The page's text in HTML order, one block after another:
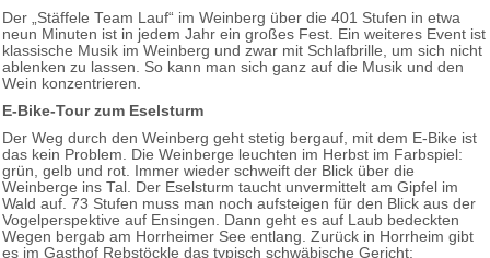
Der „Stäffele Team Lauf“ im Weinberg über die 401 Stufen in etwa
neun Minuten ist in jedem Jahr ein großes Fest. Ein weiteres Event ist
klassische Musik im Weinberg und zwar mit Schlafbrille, um sich nicht
ablenken zu lassen. So kann man sich ganz auf die Musik und den
Wein konzentrieren.
E-Bike-Tour zum Eselsturm
Der Weg durch den Weinberg geht stetig bergauf, mit dem E-Bike ist
das kein Problem. Die Weinberge leuchten im Herbst im Farbspiel:
grün, gelb und rot. Immer wieder schweift der Blick über die
Weinberge ins Tal. Der Eselsturm taucht unvermittelt am Gipfel im
Wald auf. 73 Stufen muss man noch aufsteigen für den Blick aus der
Vogelperspektive auf Ensingen. Dann geht es auf Laub bedeckten
Wegen bergab am Horrheimer See entlang. Zurück in Horrheim gibt
es im Gasthof Rebstöckle das typisch schwäbische Gericht: